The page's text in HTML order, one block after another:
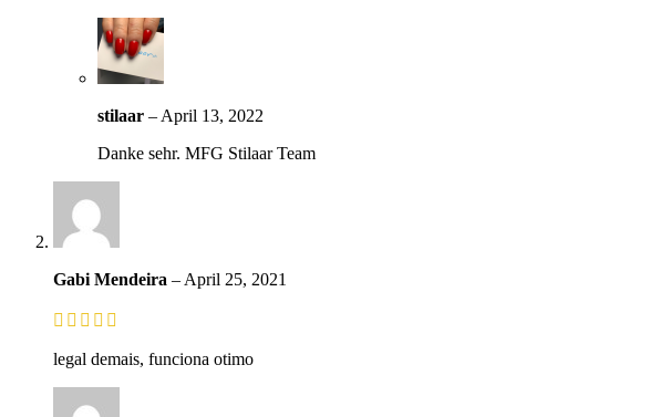
stilaar – April 13, 2022
Danke sehr. MFG Stilaar Team
Gabi Mendeira – April 25, 2021
legal demais, funciona otimo